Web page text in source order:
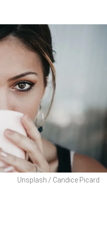
Unsplash / Candice Picard